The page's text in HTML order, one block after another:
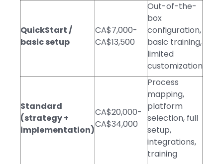
QuickStart /
basic setup
CA$7,000-
CA$13,500
Out-of-the-
box
configuration,
basic training,
limited
customization
Standard
(strategy +
implementation)
CA$20,000-
CA$34,000
Process
mapping,
platform
selection, full
setup,
integrations,
training